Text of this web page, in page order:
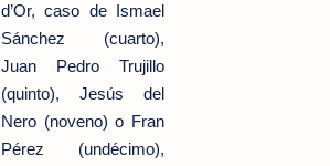
d’Or, caso de Ismael
Sánchez (cuarto),
Juan Pedro Trujillo
(quinto), Jesús del
Nero (noveno) o Fran
Pérez (undécimo),